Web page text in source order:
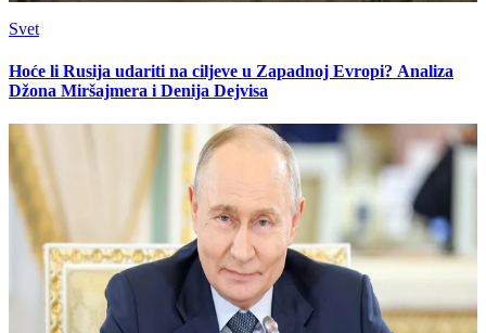
Svet
Hoće li Rusija udariti na ciljeve u Zapadnoj Evropi? Analiza
Džona Miršajmera i Denija Dejvisa